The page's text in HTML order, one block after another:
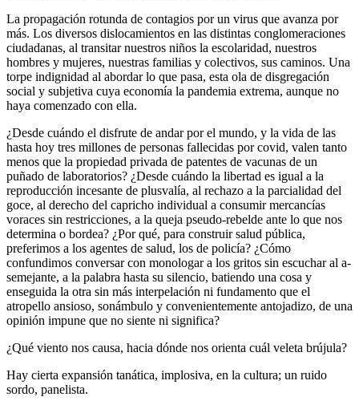
La propagación rotunda de contagios por un virus que avanza por
más. Los diversos dislocamientos en las distintas conglomeraciones
ciudadanas, al transitar nuestros niños la escolaridad, nuestros
hombres y mujeres, nuestras familias y colectivos, sus caminos. Una
torpe indignidad al abordar lo que pasa, esta ola de disgregación
social y subjetiva cuya economía la pandemia extrema, aunque no
haya comenzado con ella.
¿Desde cuándo el disfrute de andar por el mundo, y la vida de las
hasta hoy tres millones de personas fallecidas por covid, valen tanto
menos que la propiedad privada de patentes de vacunas de un
puñado de laboratorios? ¿Desde cuándo la libertad es igual a la
reproducción incesante de plusvalía, al rechazo a la parcialidad del
goce, al derecho del capricho individual a consumir mercancías
voraces sin restricciones, a la queja pseudo-rebelde ante lo que nos
determina o bordea? ¿Por qué, para construir salud pública,
preferimos a los agentes de salud, los de policía? ¿Cómo
confundimos conversar con monologar a los gritos sin escuchar al a-
semejante, a la palabra hasta su silencio, batiendo una cosa y
enseguida la otra sin más interpelación ni fundamento que el
atropello ansioso, sonámbulo y convenientemente antojadizo, de una
opinión impune que no siente ni significa?
¿Qué viento nos causa, hacia dónde nos orienta cuál veleta brújula?
Hay cierta expansión tanática, implosiva, en la cultura; un ruido
sordo, panelista.